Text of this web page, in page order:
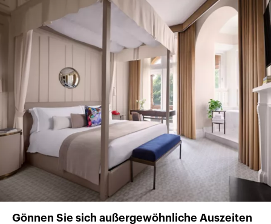
Gönnen Sie sich außergewöhnliche Auszeiten